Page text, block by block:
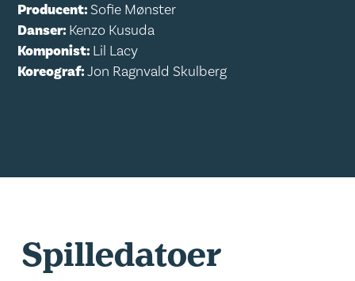
Producent:Sofie Mønster
Danser: Kenzo Kusuda
Komponist: Lil Lacy
Koreograf:Jon Ragnvald Skulberg
Spilledatoer